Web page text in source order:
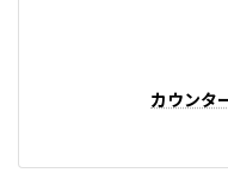
カウンタ